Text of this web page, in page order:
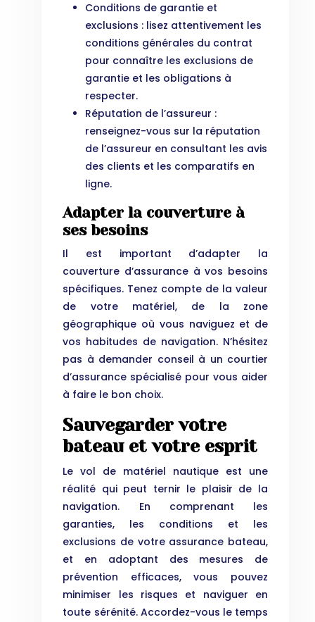
Conditions de garantie et
exclusions : lisez attentivement les
conditions générales du contrat
pour connaître les exclusions de
garantie et les obligations à
respecter.
Réputation de l’assureur :
renseignez-vous sur la réputation
de l’assureur en consultant les avis
des clients et les comparatifs en
ligne.
Adapter la couverture à
ses besoins
Il est important d’adapter la
couverture d’assurance à vos besoins
spécifiques. Tenez compte de la valeur
de votre matériel, de la zone
géographique où vous naviguez et de
vos habitudes de navigation. N’hésitez
pas à demander conseil à un courtier
d’assurance spécialisé pour vous aider
à faire le bon choix.
Sauvegarder votre
bateau et votre esprit
Le vol de matériel nautique est une
réalité qui peut ternir le plaisir de la
navigation. En comprenant les
garanties, les conditions et les
exclusions de votre assurance bateau,
et en adoptant des mesures de
prévention efficaces, vous pouvez
minimiser les risques et naviguer en
toute sérénité. Accordez-vous le temps